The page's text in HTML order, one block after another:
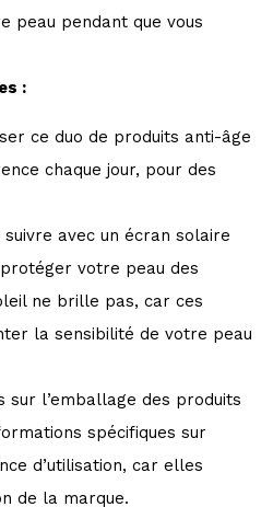
peau pendant que vous
:
ce duo de produits anti-âge
chaque jour, pour des
avec un écran solaire
votre peau des
ne brille pas, car ces
la sensibilité de votre peau
sur l’emballage des produits
spécifiques sur
d’utilisation, car elles
de la marque.